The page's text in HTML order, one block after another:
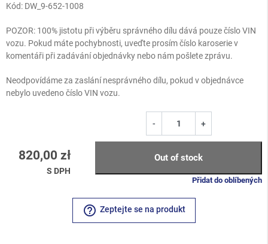
Kód: DW_9-652-1008
POZOR: 100% jistotu při výběru správného dílu dává pouze číslo VIN
vozu. Pokud máte pochybnosti, uveďte prosím číslo karoserie v
komentáři při zadávání objednávky nebo nám pošlete zprávu.
Neodpovídáme za zaslání nesprávného dílu, pokud v objednávce
nebylo uvedeno číslo VIN vozu.
820,00 zł
S DPH
- +
Out of stock
Přidat do oblíbených
help_outline Zeptejte se na produkt